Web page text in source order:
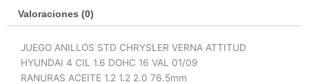
Valoraciones (0)
JUEGO ANILLOS STD CHRYSLER VERNA ATTITUD
HYUNDAI 4 CIL 1.6 DOHC 16 VAL 01/09
RANURAS ACEITE 1.2 1.2 2.0 76.5mm